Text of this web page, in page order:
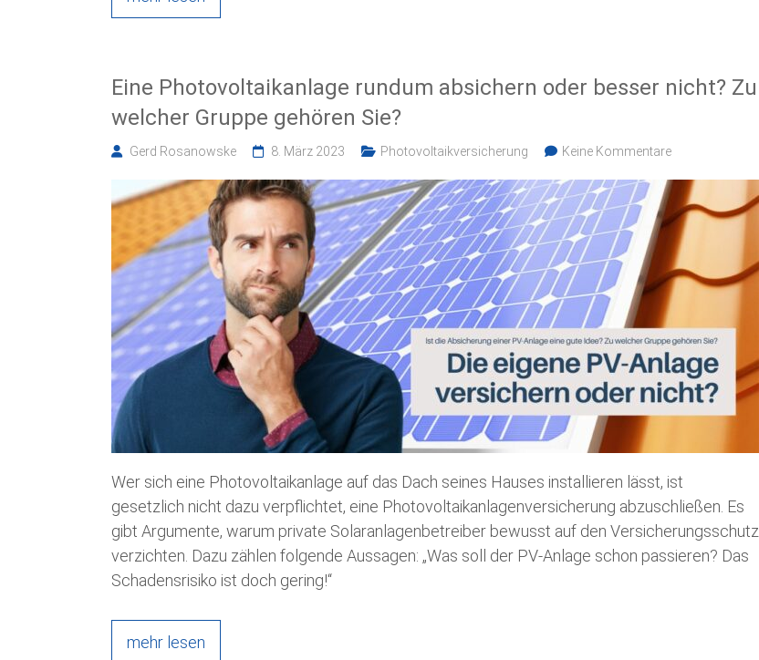
Eine Photovoltaikanlage rundum absichern oder besser nicht? Zu
welcher Gruppe gehören Sie?
Gerd Rosanowske 8. März 2023 Photovoltaikversicherung Keine Kommentare
Wer sich eine Photovoltaikanlage auf das Dach seines Hauses installieren lässt, ist
gesetzlich nicht dazu verpflichtet, eine Photovoltaikanlagenversicherung abzuschließen. Es
gibt Argumente, warum private Solaranlagenbetreiber bewusst auf den Versicherungsschutz
verzichten. Dazu zählen folgende Aussagen: „Was soll der PV-Anlage schon passieren? Das
Schadensrisiko ist doch gering!“
mehr lesen